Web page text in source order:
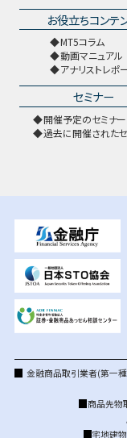
お役立ちコンテ
MT5コラム
動画マニュアル
アナリストレポ
セミナー
開催予定のセミナー
過去に開催された
金融商品取引業者(第一
商品先物
宅地建